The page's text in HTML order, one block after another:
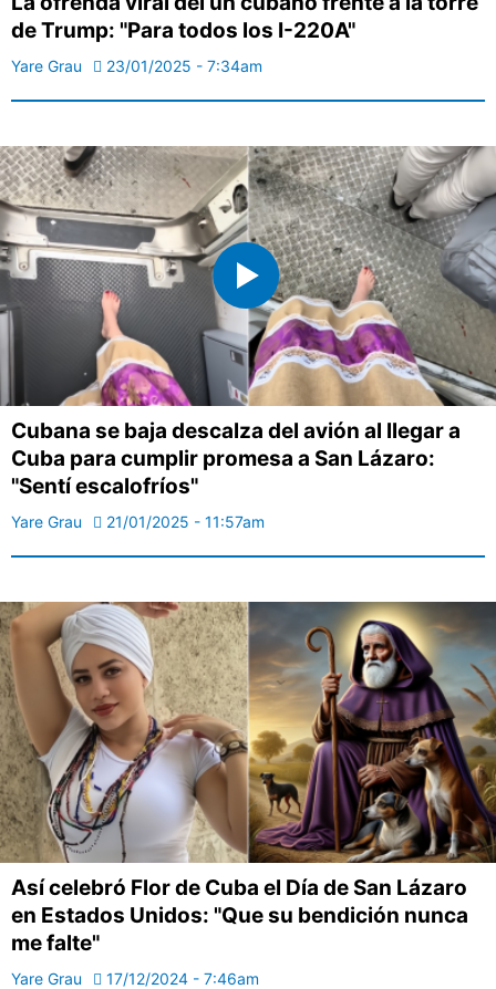
de Trump: "Para todos los I-220A"
Yare Grau 23/01/2025 - 7:34am
Cubana se baja descalza del avión al llegar a
Cuba para cumplir promesa a San Lázaro:
"Sentí escalofríos"
Yare Grau 21/01/2025 - 11:57am
Así celebró Flor de Cuba el Día de San Lázaro
en Estados Unidos: "Que su bendición nunca
me falte"
Yare Grau 17/12/2024 - 7:46am